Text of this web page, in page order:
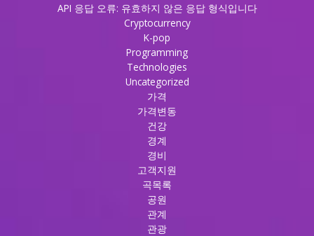
API 응답 오류: 유효하지 않은 응답 형식입니다
Cryptocurrency
K-pop
Programming
Technologies
Uncategorized
가격
가격변동
건강
경계
경비
고객지원
곡목록
공원
관계
관광